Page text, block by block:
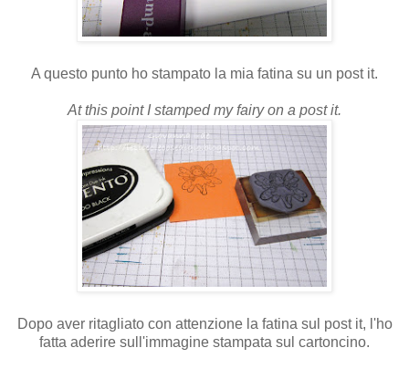
A questo punto ho stampato la mia fatina su un post it.
At this point I stamped my fairy on a post it.
Dopo aver ritagliato con attenzione la fatina sul post it, l'ho
fatta aderire sull'immagine stampata sul cartoncino.